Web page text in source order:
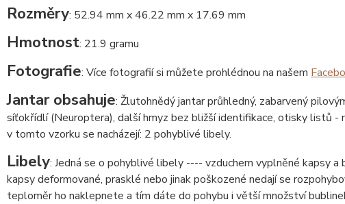
Rozměry: 52.94 mm x 46.22 mm x 17.69 mm
Hmotnost: 21.9 gramu
Fotografie: Více fotografií si můžete prohlédnou na našem
Jantar obsahuje: Žlutohnědý jantar průhledný, zabarvený
síťokřídlí (Neuroptera), další hmyz bez bližší identifikace, otisky listů -
v tomto vzorku se nacházejí: 2 pohyblivé libely.
Libely: Jedná se o pohyblivé libely ---- vzduchem vyplněné kapsy
kapsy deformované, prasklé nebo jinak poškozené nedají se
teploměr ho naklepnete a tím dáte do pohybu i větší množství